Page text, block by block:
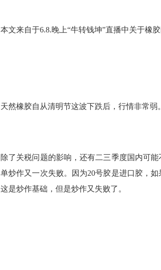
本文来自于6.8.晚上“牛转钱坤”直播中关于橡胶
天然橡胶自从清明节这波下跌后，行情非常弱。
除了关税问题的影响，还有二三季度国内可能
单炒作又一次失败。因为20号胶是进口胶，
这是炒作基础，但是炒作又失败了。